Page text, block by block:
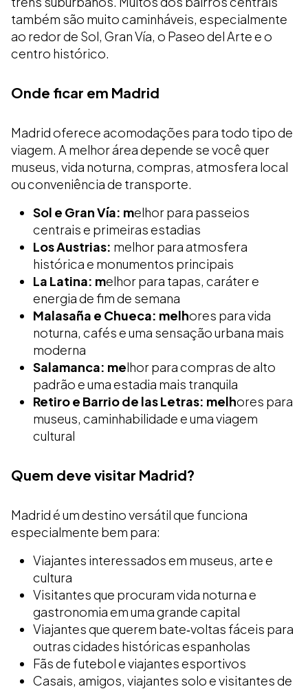
também são muito caminháveis, especialmente
ao redor de Sol, Gran Vía, o Paseo del Arte e o
centro histórico.
Onde ficar em Madrid
Madrid oferece acomodações para todo tipo de
viagem. A melhor área depende se você quer
museus, vida noturna, compras, atmosfera local
ou conveniência de transporte.
Sol e Gran Vía: melhor para passeios
centrais e primeiras estadias
Los Austrias: melhor para atmosfera
histórica e monumentos principais
La Latina: melhor para tapas, caráter e
energia de fim de semana
Malasaña e Chueca: melhores para vida
noturna, cafés e uma sensação urbana mais
moderna
Salamanca: melhor para compras de alto
padrão e uma estadia mais tranquila
Retiro e Barrio de las Letras: melhores para
museus, caminhabilidade e uma viagem
cultural
Quem deve visitar Madrid?
Madrid é um destino versátil que funciona
especialmente bem para:
Viajantes interessados em museus, arte e
cultura
Visitantes que procuram vida noturna e
gastronomia em uma grande capital
Viajantes que querem bate‑voltas fáceis para
outras cidades históricas espanholas
Fãs de futebol e viajantes esportivos
Casais, amigos, viajantes solo e visitantes de